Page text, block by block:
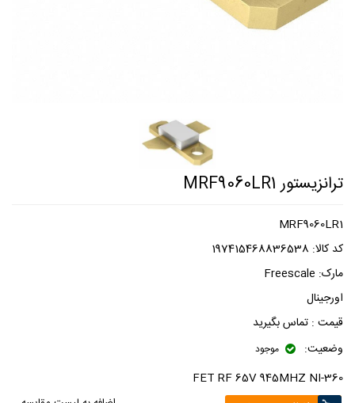
ترانزیستور MRF9060LR1
MRF9060LR1
کد کالا: 197415468836538
مارک: Freescale
اورجینال
قیمت : تماس بگیرید
وضعیت:
موجود
FET RF 65V 945MHZ NI-360